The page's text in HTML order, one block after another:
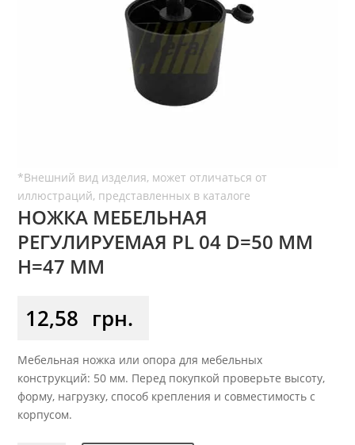
НОЖКА МЕБЕЛЬНАЯ
РЕГУЛИРУЕМАЯ PL 04 D=50 ММ
H=47 ММ
12,58 грн.
Мебельная ножка или опора для мебельных
конструкций: 50 мм. Перед покупкой проверьте высоту,
форму, нагрузку, способ крепления и совместимость с
корпусом.